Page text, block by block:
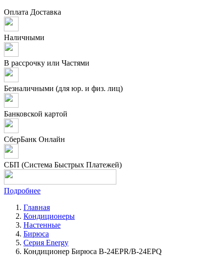
Оплата Доставка
Наличными
В рассрочку или Частями
Безналичными (для юр. и физ. лиц)
Банковской картой
СберБанк Онлайн
СБП (Система Быстрых Платежей)
Подробнее
Главная
Кондиционеры
Настенные
Бирюса
Серия Energy
Кондиционер Бирюса B-24EPR/B-24EPQ